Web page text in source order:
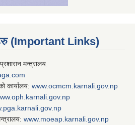
(Important Links)
मन्त्रालय:
कार्यालय: www.ocmcm.karnali.gov.np
pga.karnali.gov.np
www. moeap.karnali.gov.np